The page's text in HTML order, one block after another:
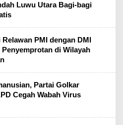
Luwu Utara Bagi-bagi
PMI dengan DMI
Penyemprotan di Wilayah
Partai Golkar
Cegah Wabah Virus